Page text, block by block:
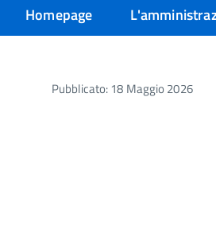
Homepage
Pubblicato: 18 Maggio 2026